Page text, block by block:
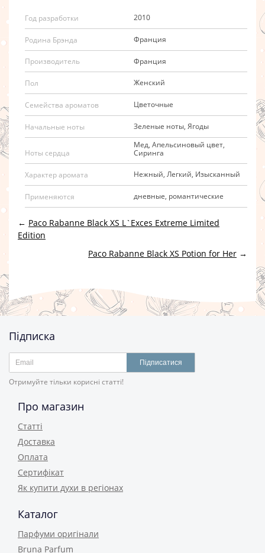
Год разработки 2010
Родина Брэнда Франция
Производитель Франция
Пол Женский
Семейства ароматов Цветочные
Начальные ноты Зеленые ноты, Ягоды
Ноты сердца
Мед, Апельсиновый цвет,
Сиринга
Характер аромата Нежный, Легкий, Изысканный
Применяются дневные, романтические
← Paco Rabanne Black XS L`Exces Extreme Limited
Edition
Paco Rabanne Black XS Potion for Her →
Підписка
Підписатися
Отримуйте тільки корисні статті!
Про магазин
Статті
Доставка
Оплата
Сертифікат
Як купити духи в регіонах
Каталог
Парфуми оригінали
Bruna Parfum